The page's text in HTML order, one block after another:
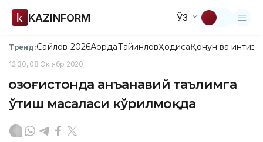
KAZINFORM ЎЗ
Тренд:Сайлов-2026АқордаТайинловҲодисаҚонун ва
12:30, 08 Октябр 2020
Қозоғистонда анъанавий таълимга
ўтиш масаласи кўрилмоқда